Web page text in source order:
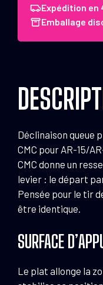
Expédition en
Emballage
Déclinaison queue
CMC pour AR-15/
CMC donne un
levier : le départ
Pensée pour le tir
être identique.
SURFACE
Le plat allonge la